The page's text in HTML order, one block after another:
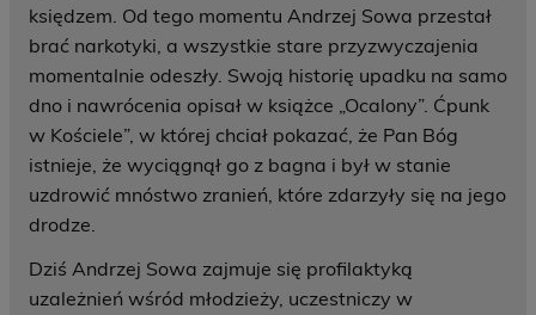
księdzem. Od tego momentu Andrzej Sowa przestał
brać narkotyki, a wszystkie stare przyzwyczajenia
momentalnie odeszły. Swoją historię upadku na samo
dno i nawrócenia opisał w książce „Ocalony”. Ćpunk
w Kościele”, w której chciał pokazać, że Pan Bóg
istnieje, że wyciągnął go z bagna i był w stanie
uzdrowić mnóstwo zranień, które zdarzyły się na jego
drodze.
Dziś Andrzej Sowa zajmuje się profilaktyką
uzależnień wśród młodzieży, uczestniczy w